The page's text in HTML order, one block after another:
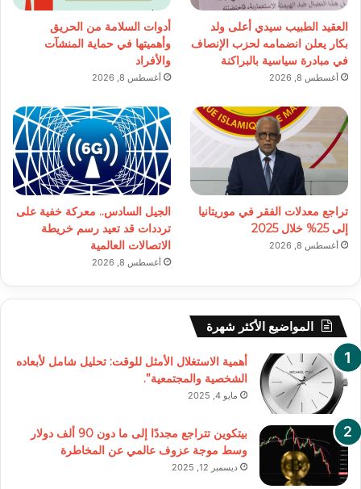
العقيد الطبيب سيدي أعلى ولد
بكار يعلن انضمامه لحزب الإنصاف
في مبادرة سياسية بالبراكنة
أغسطس 8, 2026
أدوات السلامة من الحريق
وأهميتها في حماية المنشآت
والأفراد
أغسطس 8, 2026
تراجع معدلات الفقر في موريتانيا
إلى 25% خلال 2025
أغسطس 8, 2026
الجيل السادس.. معركة خفية على
ترددات قد تعيد رسم خريطة
الاتصالات العالمية
أغسطس 8, 2026
المواضيع الأكثر شهرة
أهمية الاستغلال الأمثل للوقت: تحليل شامل لأبعاده
الشخصية والمجتمعية”.
مايو 4, 2025
بيتكوين تتراجع مجددًا إلى ما دون 90 ألف دولار
وسط موجة عزوف عالمي عن المخاطرة
ديسمبر 12, 2025